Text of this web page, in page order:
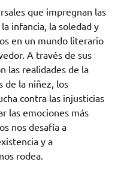
que impregnan las
infancia, la soledad y
en un mundo literario
A través de sus
las realidades de la
de la niñez, los
contra las injusticias
las emociones más
nos desafía a
y a
rodea.